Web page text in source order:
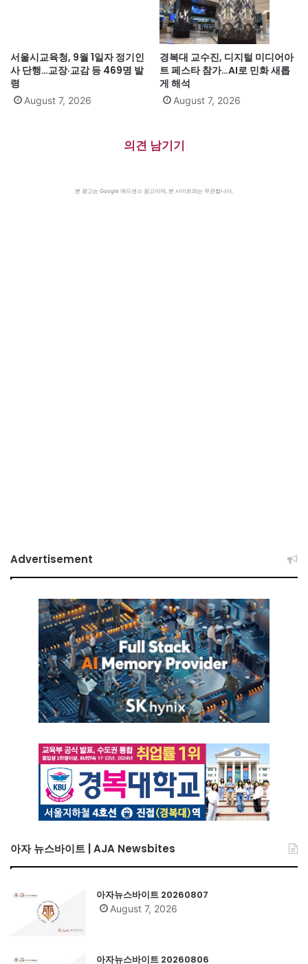
서울시교육청, 9월 1일자 정기인
사 단행…교장·교감 등 469명 발
령
August 7, 2026
경복대 교수진, 디지털 미디어아
트 페스타 참가…AI로 민화 새롭
게 해석
August 7, 2026
의견 남기기
본 광고는 Google 애드센스 광고이며, 본 사이트와는 무관합니다.
Advertisement
아자 뉴스바이트 | AJA Newsbites
아자뉴스바이트 20260807
August 7, 2026
아자뉴스바이트 20260806